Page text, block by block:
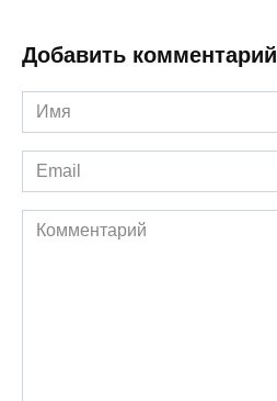
Добавить комментарий
Имя
*
Email
*
Комментарий